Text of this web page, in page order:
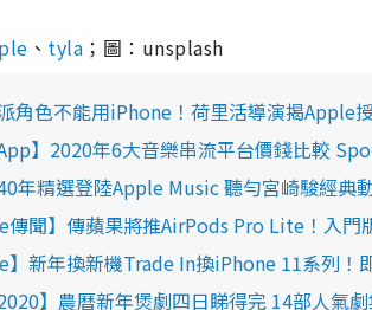
、 tyla ；圖：unsplash
角色不能用iPhone！荷里活導演揭Apple
App】2020年6大音樂串流平台價錢比較
年精選登陸Apple Music 聽勻宮崎駿經典
傳聞】傳蘋果將推AirPods Pro Lite！入門
】新年換新機Trade In換iPhone 11系列
2020】農曆新年煲劇四日睇得完 14部人氣